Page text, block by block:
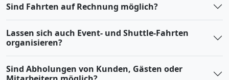
Sind Fahrten auf Rechnung möglich?
Lassen sich auch Event- und Shuttle-Fahrten
organisieren?
Sind Abholungen von Kunden, Gästen oder